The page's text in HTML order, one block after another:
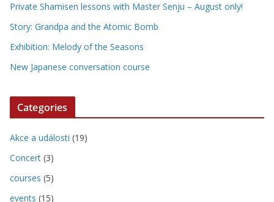
Private Shamisen lessons with Master Senju – August only!
Story: Grandpa and the Atomic Bomb
Exhibition: Melody of the Seasons
New Japanese conversation course
Categories
Akce a události (19)
Concert (3)
courses (5)
events (15)